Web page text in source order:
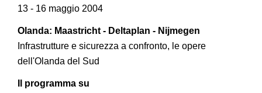
13 - 16 maggio 2004
Olanda: Maastricht - Deltaplan - Nijmegen
Infrastrutture e sicurezza a confronto, le opere
dell'Olanda del Sud
Il programma su